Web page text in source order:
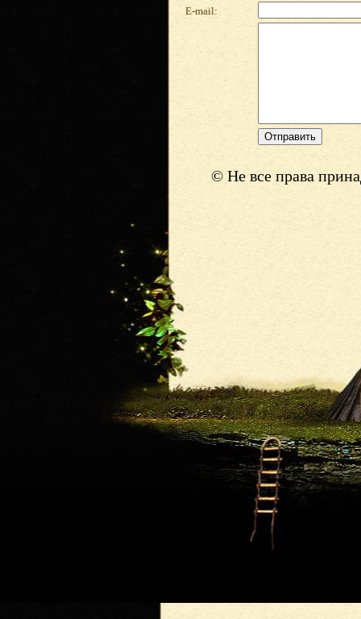
E-mail:
© Не все права